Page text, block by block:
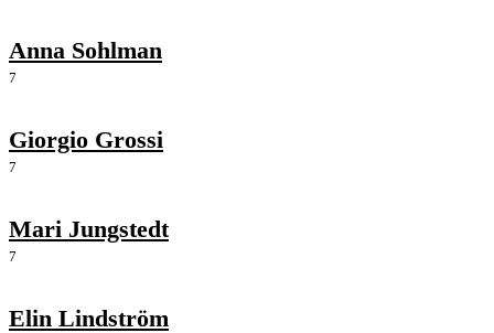
Anna Sohlman
7
Giorgio Grossi
7
Mari Jungstedt
7
Elin Lindström